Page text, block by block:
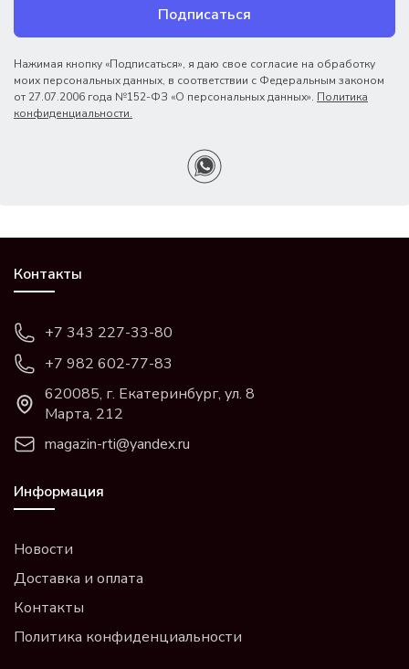
Подписаться
Нажимая кнопку «Подписаться», я даю свое согласие на обработку
моих персональных данных, в соответствии с Федеральным законом
от 27.07.2006 года №152-ФЗ «О персональных данных». Политика
конфиденциальности.
Контакты
+7 343 227-33-80
+7 982 602-77-83
620085, г. Екатеринбург, ул. 8
Марта, 212
magazin-rti@yandex.ru
Информация
Новости
Доставка и оплата
Контакты
Политика конфиденциальности